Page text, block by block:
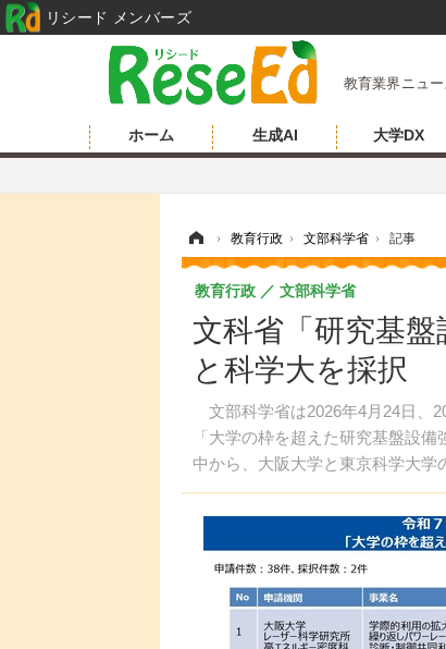
教育業界ニュー
ホーム 生成AI 大学DX
› 教育行政 › 文部科学省 › 記事
文科省「研究基
と科学大を採択
文部科学省は2026年4月24日、
「大学の枠を超えた研究基盤設
中から、大阪大学と東京科学大学
教育行政 文部科学省
リシード メンバーズ